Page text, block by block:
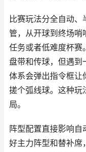
比赛玩法分全自动
管，从开球到终场哨
任务或者低难度杯赛
盘带和传球，但遇到
体系会弹出指令框让
搓个弧线球。这种玩
局。
阵型配置直接影响
好主力阵型和替补席